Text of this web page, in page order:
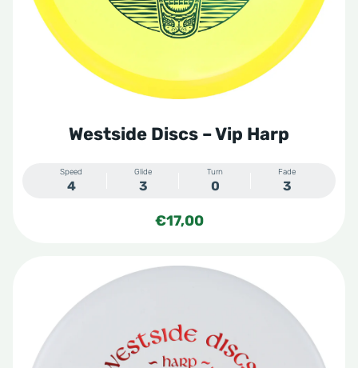
Westside Discs – Vip Harp
Speed
4
Glide
3
Turn
0
Fade
3
€17,00